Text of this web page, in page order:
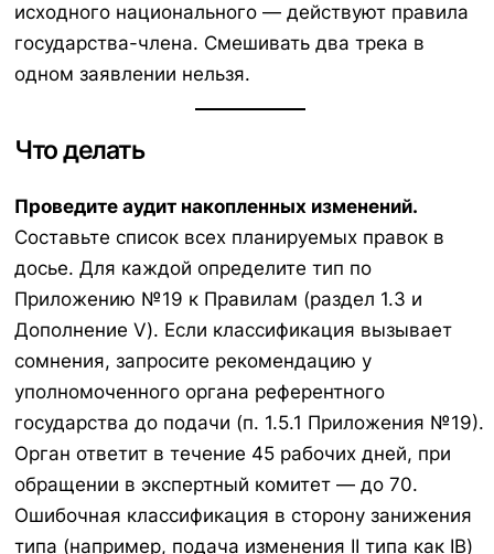
исходного национального — действуют правила
государства-члена. Смешивать два трека в
одном заявлении нельзя.
Что делать
Проведите аудит накопленных изменений.
Составьте список всех планируемых правок в
досье. Для каждой определите тип по
Приложению №19 к Правилам (раздел 1.3 и
Дополнение V). Если классификация вызывает
сомнения, запросите рекомендацию у
уполномоченного органа референтного
государства до подачи (п. 1.5.1 Приложения №19).
Орган ответит в течение 45 рабочих дней, при
обращении в экспертный комитет — до 70.
Ошибочная классификация в сторону занижения
типа (например, подача изменения II типа как IB)